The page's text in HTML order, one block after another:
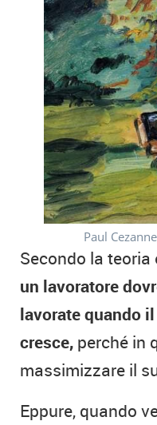
Paul
Secondo la
un lavoratore
lavorate quando
cresce, perché in
massimizzare il
Eppure, quando